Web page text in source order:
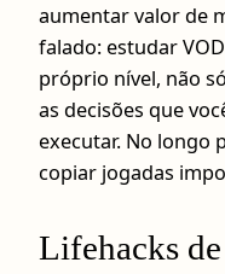
aumentar valor de
falado: estudar
próprio nível, não
as decisões que
executar. No longo
copiar jogadas
Lifehacks